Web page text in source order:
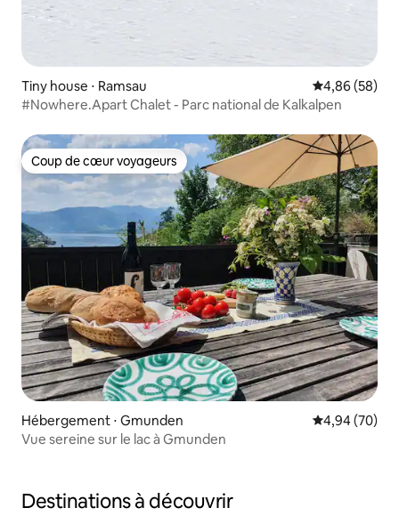
Tiny house ⋅ Ramsau Évaluation
4,86 (58)
#Nowhere.Apart Chalet - Parc national de Kalkalpen
Coup de cœur voyageurs
Coup de cœur voyageurs
Hébergement ⋅ Gmunden Évaluation
4,94 (70)
Vue sereine sur le lac à Gmunden
Destinations à découvrir